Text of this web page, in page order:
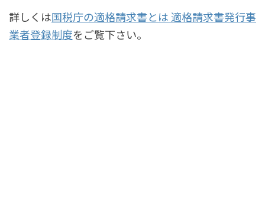
詳しくは国税庁の適格請求書とは 適格請求書発行事
業者登録制度をご覧下さい。